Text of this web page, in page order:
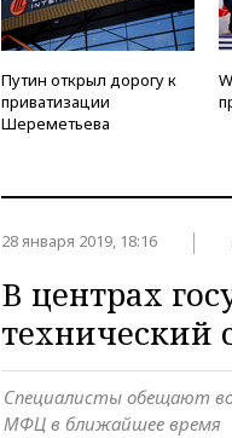
Путин открыл дорогу к
приватизации
Шереметьева
28 января 2019, 18:16
В центрах
технический
Специалисты обещают
МФЦ в ближайшее время